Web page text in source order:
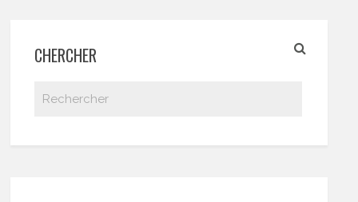
CHERCHER